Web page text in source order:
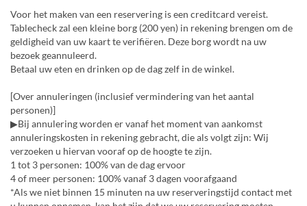
Voor het maken van een reservering is een creditcard vereist.
Tablecheck zal een kleine borg (200 yen) in rekening brengen om de
geldigheid van uw kaart te verifiëren. Deze borg wordt na uw
bezoek geannuleerd.
Betaal uw eten en drinken op de dag zelf in de winkel.
[Over annuleringen (inclusief vermindering van het aantal
personen)]
▶Bij annulering worden er vanaf het moment van aankomst
annuleringskosten in rekening gebracht, die als volgt zijn: Wij
verzoeken u hiervan vooraf op de hoogte te zijn.
1 tot 3 personen: 100% van de dag ervoor
4 of meer personen: 100% vanaf 3 dagen voorafgaand
*Als we niet binnen 15 minuten na uw reserveringstijd contact met